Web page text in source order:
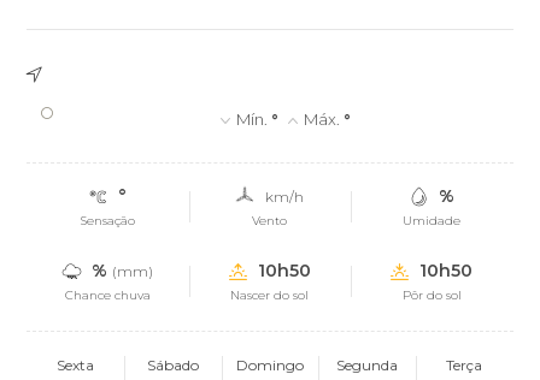
° Mín. ° Máx. °
°
Sensação
km/h
Vento
%
Umidade
% (mm)
Chance chuva
10h50
Nascer do sol
10h50
Pôr do sol
Sexta Sábado Domingo Segunda Terça